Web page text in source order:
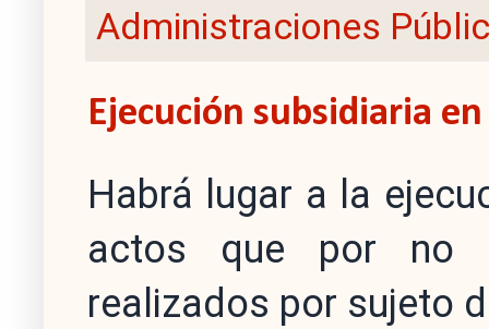
Administraciones
Ejecución subsidiaria
Habrá lugar a la
actos que por no
realizados por sujeto